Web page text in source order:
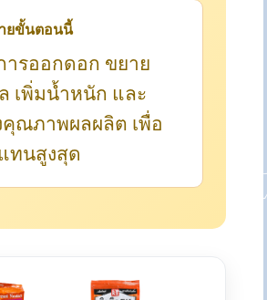
ยขั้นตอนนี้
ารออกดอก ขยาย
เพิ่มน้ำหนัก และ
คุณภาพผลผลิต เพื่อ
ทนสูงสุด